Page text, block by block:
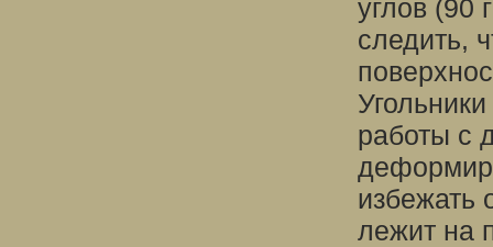
углов (90
следить,
работы с
избежать
лежит на